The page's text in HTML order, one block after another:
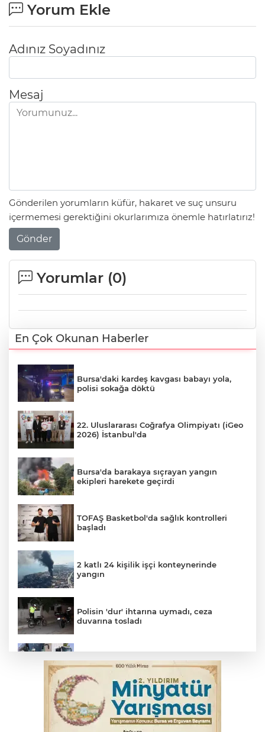
Yorum Ekle
Adınız Soyadınız
Mesaj
Gönderilen yorumların küfür, hakaret ve suç unsuru
içermemesi gerektiğini okurlarımıza önemle hatırlatırız!
Gönder
Yorumlar (0)
En Çok Okunan Haberler
Bursa'daki kardeş kavgası babayı yola,
polisi sokağa döktü
22. Uluslararası Coğrafya Olimpiyatı (iGeo
2026) İstanbul'da
Bursa'da barakaya sıçrayan yangın
ekipleri harekete geçirdi
TOFAŞ Basketbol'da sağlık kontrolleri
başladı
2 katlı 24 kişilik işçi konteynerinde
yangın
Polisin 'dur' ihtarına uymadı, ceza
duvarına tosladı
kadın ağır yaralandı
Uludağ İçecek, 1. FC Nürnberg’in resmi
sponsoru oldu